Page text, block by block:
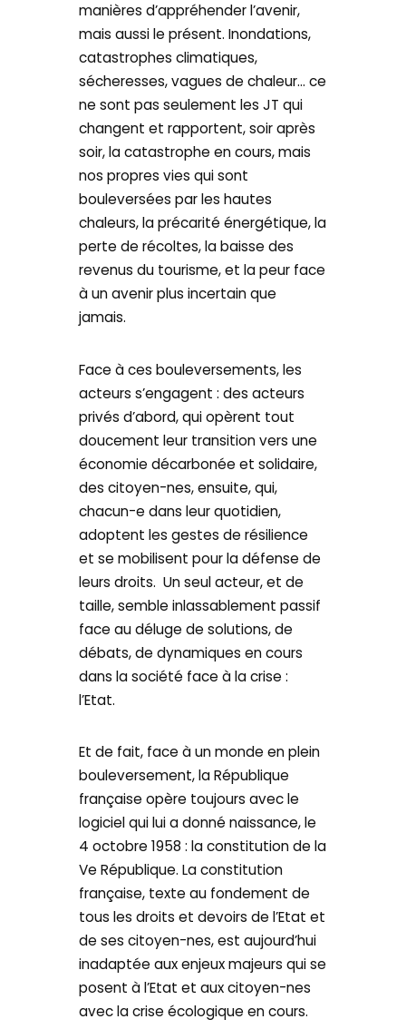
manières d’appréhender l’avenir,
mais aussi le présent. Inondations,
catastrophes climatiques,
sécheresses, vagues de chaleur… ce
ne sont pas seulement les JT qui
changent et rapportent, soir après
soir, la catastrophe en cours, mais
nos propres vies qui sont
bouleversées par les hautes
chaleurs, la précarité énergétique, la
perte de récoltes, la baisse des
revenus du tourisme, et la peur face
à un avenir plus incertain que
jamais.
Face à ces bouleversements, les
acteurs s’engagent : des acteurs
privés d’abord, qui opèrent tout
doucement leur transition vers une
économie décarbonée et solidaire,
des citoyen-nes, ensuite, qui,
chacun-e dans leur quotidien,
adoptent les gestes de résilience
et se mobilisent pour la défense de
leurs droits. Un seul acteur, et de
taille, semble inlassablement passif
face au déluge de solutions, de
débats, de dynamiques en cours
dans la société face à la crise :
l’Etat.
Et de fait, face à un monde en plein
bouleversement, la République
française opère toujours avec le
logiciel qui lui a donné naissance, le
4 octobre 1958 : la constitution de la
Ve République. La constitution
française, texte au fondement de
tous les droits et devoirs de l’Etat et
de ses citoyen-nes, est aujourd’hui
inadaptée aux enjeux majeurs qui se
posent à l’Etat et aux citoyen-nes
avec la crise écologique en cours.